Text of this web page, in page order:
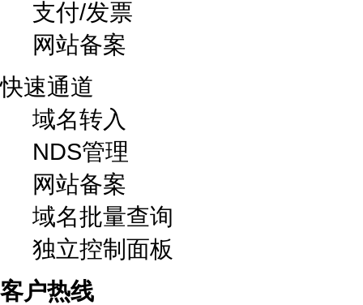
支付/发票
网站备案
快速通道
域名转入
NDS管理
网站备案
域名批量查询
独立控制面板
客户热线